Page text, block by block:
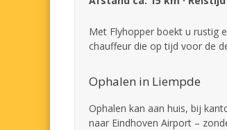
Met Flyhopper boekt u rustig
chauffeur die op tijd voor de
Ophalen in Liempde
Ophalen kan aan huis, bij
naar Eindhoven Airport –